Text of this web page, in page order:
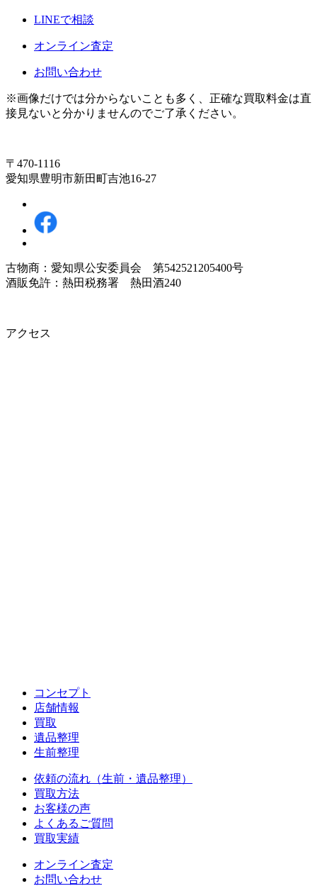
LINEで相談
オンライン査定
お問い合わせ
※画像だけでは分からないことも多く、正確な買取料金は直
接見ないと分かりませんのでご了承ください。
〒470-1116
愛知県豊明市新田町吉池16-27
古物商：愛知県公安委員会 第542521205400号
酒販免許：熱田税務署 熱田酒240
アクセス
コンセプト
店舗情報
買取
遺品整理
生前整理
依頼の流れ（生前・遺品整理）
買取方法
お客様の声
よくあるご質問
買取実績
オンライン査定
お問い合わせ